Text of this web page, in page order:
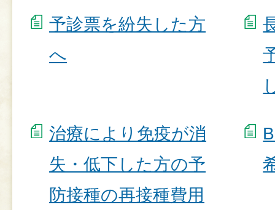
予診票を紛失した方
へ
治療により免疫が消
失・低下した方の予
防接種の再接種費用